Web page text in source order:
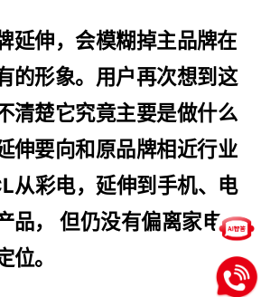
延伸，会模糊掉主品牌在
的形象。用户再次想到这
清楚它究竟主要是做什么
伸要向和原品牌相近行业
从彩电，延伸到手机、电
品， 但仍没有偏离家电、
位。